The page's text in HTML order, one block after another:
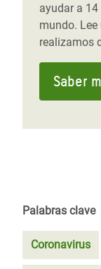
ayudar a
mundo.
realizamos
Saber
Palabras clave
Coronavirus